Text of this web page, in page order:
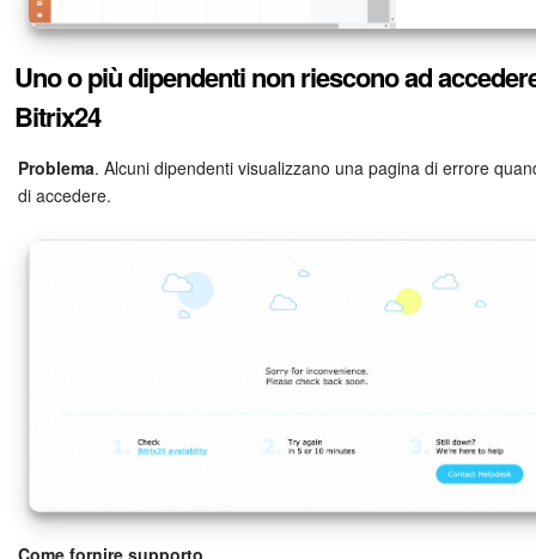
Uno o più dipendenti non riescono ad
Bitrix24
Problema. Alcuni dipendenti visualizzano una pagina di errore
di accedere.